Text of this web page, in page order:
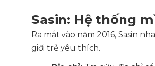
Sasin: Hệ thống
Ra mắt vào năm 2016, Sasin
giới trẻ yêu thích.